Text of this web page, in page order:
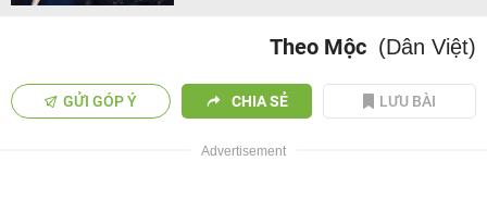
Theo Mộc (Dân Việt)
GỬI GÓP Ý CHIA SẺ LƯU BÀI